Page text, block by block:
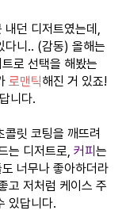
내던 디저트였는데,
다니.. (감동) 올해는
로 선택을 해봤는
로맨틱해진 거 있죠!
니다.
릿 코팅을 깨뜨려
는 디저트로, 커피는
너무나 좋아하더라
고 저처럼 케이스 주
있답니다.